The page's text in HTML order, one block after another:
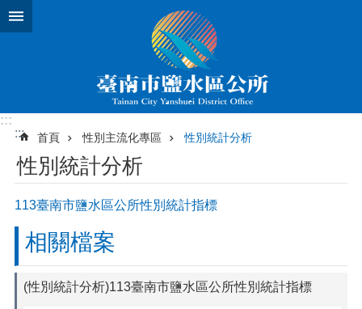
跳到主要內容區塊
:::
:::
首頁 性別主流化專區 性別統計分析
性別統計分析
113臺南市鹽水區公所性別統計指標
相關檔案
(性別統計分析)113臺南市鹽水區公所性別統計指標